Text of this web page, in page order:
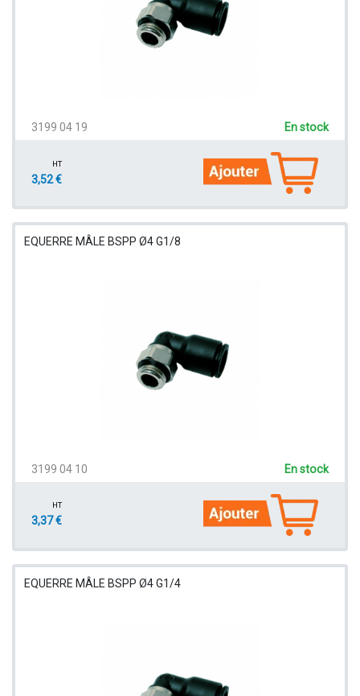
3199 04 19 En stock
HT
3,52 €
EQUERRE MÂLE BSPP Ø4 G1/8
3199 04 10 En stock
HT
3,37 €
EQUERRE MÂLE BSPP Ø4 G1/4